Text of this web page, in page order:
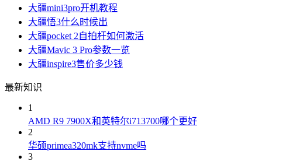
大疆mini3pro开机教程
大疆悟3什么时候出
大疆pocket 2自拍杆如何激活
大疆Mavic 3 Pro参数一览
大疆inspire3售价多少钱
最新知识
1
AMD R9 7900X和英特尔i713700哪个更好
2
华硕primea320mk支持nvme吗
3